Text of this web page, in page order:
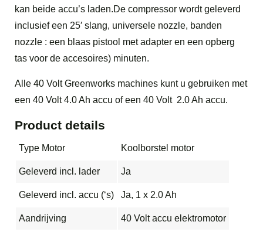
kan beide accu’s laden.De compressor wordt geleverd
inclusief een 25′ slang, universele nozzle, banden
nozzle : een blaas pistool met adapter en een opberg
tas voor de accesoires) minuten.
Alle 40 Volt Greenworks machines kunt u gebruiken met
een 40 Volt 4.0 Ah accu of een 40 Volt 2.0 Ah accu.
Product details
Type Motor Koolborstel motor
Geleverd incl. lader Ja
Geleverd incl. accu (‘s) Ja, 1 x 2.0 Ah
Aandrijving 40 Volt accu elektromotor